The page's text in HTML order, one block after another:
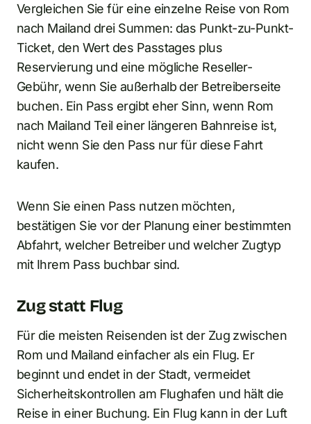
Vergleichen Sie für eine einzelne Reise von Rom
nach Mailand drei Summen: das Punkt-zu-Punkt-
Ticket, den Wert des Passtages plus
Reservierung und eine mögliche Reseller-
Gebühr, wenn Sie außerhalb der Betreiberseite
buchen. Ein Pass ergibt eher Sinn, wenn Rom
nach Mailand Teil einer längeren Bahnreise ist,
nicht wenn Sie den Pass nur für diese Fahrt
kaufen.
Wenn Sie einen Pass nutzen möchten,
bestätigen Sie vor der Planung einer bestimmten
Abfahrt, welcher Betreiber und welcher Zugtyp
mit Ihrem Pass buchbar sind.
Zug statt Flug
Für die meisten Reisenden ist der Zug zwischen
Rom und Mailand einfacher als ein Flug. Er
beginnt und endet in der Stadt, vermeidet
Sicherheitskontrollen am Flughafen und hält die
Reise in einer Buchung. Ein Flug kann in der Luft